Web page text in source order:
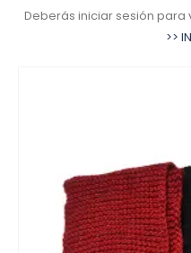
Deberás iniciar sesión
>>